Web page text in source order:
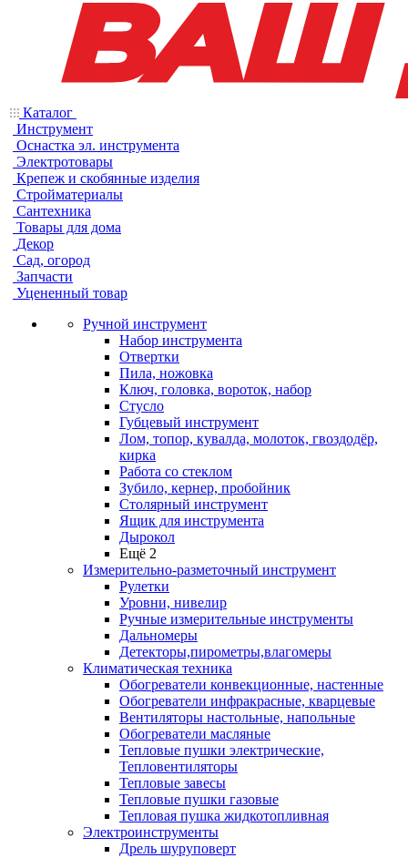
Каталог
Инструмент
Оснастка эл. инструмента
Электротовары
Крепеж и скобянные изделия
Стройматериалы
Сантехника
Товары для дома
Декор
Сад, огород
Запчасти
Уцененный товар
Ручной инструмент
Набор инструмента
Отвертки
Пила, ножовка
Ключ, головка, вороток, набор
Стусло
Губцевый инструмент
Лом, топор, кувалда, молоток, гвоздодёр,
кирка
Работа со стеклом
Зубило, кернер, пробойник
Столярный инструмент
Ящик для инструмента
Дырокол
Ещё 2
Измерительно-разметочный инструмент
Рулетки
Уровни, нивелир
Ручные измерительные инструменты
Дальномеры
Детекторы,пирометры,влагомеры
Климатическая техника
Обогреватели конвекционные, настенные
Обогреватели инфракрасные, кварцевые
Вентиляторы настольные, напольные
Обогреватели масляные
Тепловые пушки электрические,
Тепловентиляторы
Тепловые завесы
Тепловые пушки газовые
Тепловая пушка жидкотопливная
Электроинструменты
Дрель шуруповерт